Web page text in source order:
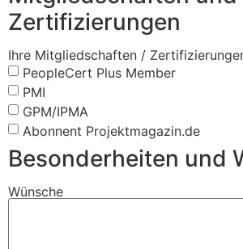
Zertifizierungen
Ihre Mitgliedschaften /
PeopleCert Plus Member
PMI
GPM/IPMA
Abonnent Projektmagazin.de
Besonderheiten und
Wünsche